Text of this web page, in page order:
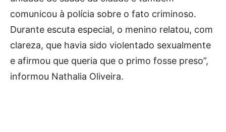
comunicou à polícia sobre o fato criminoso.
Durante escuta especial, o menino relatou, com
clareza, que havia sido violentado sexualmente
e afirmou que queria que o primo fosse preso”,
informou Nathalia Oliveira.